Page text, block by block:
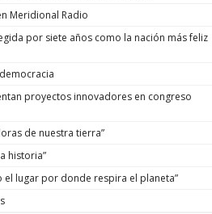
Meridional Radio
por siete años como la nación más feliz
proyectos innovadores en congreso
de nuestra tierra”
historia”
el lugar por donde respira el planeta”